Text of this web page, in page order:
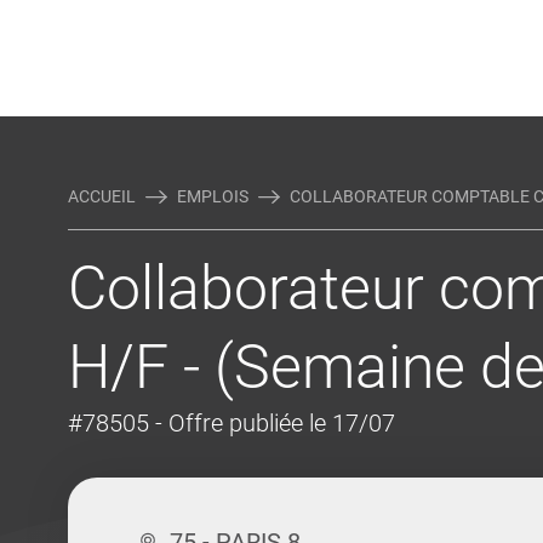
ACCUEIL EMPLOIS COLLABORATEUR COMPTABLE
Collaborateur
H/F - (Semaine
#78505 - Offre publiée le 17/07